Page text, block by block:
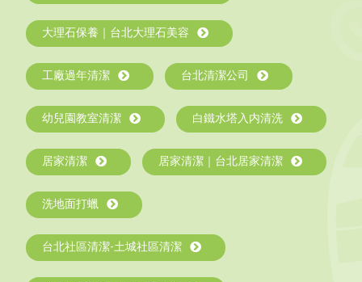
大理石保養｜台北大理石美容
工廠過年清潔 台北清潔公司
幼兒園教室清潔 白鐵水塔入内清洗
居家清潔 居家清潔｜台北居家清潔
洗地面打蠟
台北社區清潔-土城社區清潔